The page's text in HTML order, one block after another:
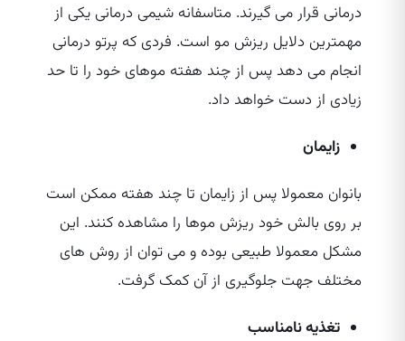
درمانی قرار می‌ گیرند. متاسفانه شیمی درمانی یکی از
مهمترین دلایل ریزش مو است. فردی که پرتو درمانی
انجام می‌ دهد پس از چند هفته موهای خود را تا حد
زیادی از دست خواهد داد.
زایمان
بانوان معمولا پس از زایمان تا چند هفته ممکن است
بر روی بالش خود ریزش موها را مشاهده کنند. این
مشکل معمولا طبیعی بوده و می‌ توان از روش‌ های
مختلف جهت جلوگیری از آن کمک گرفت.
تغذیه نامناسب